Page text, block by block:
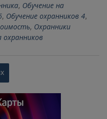
, Обучение на
, Обучение охранников 4,
, Охранники